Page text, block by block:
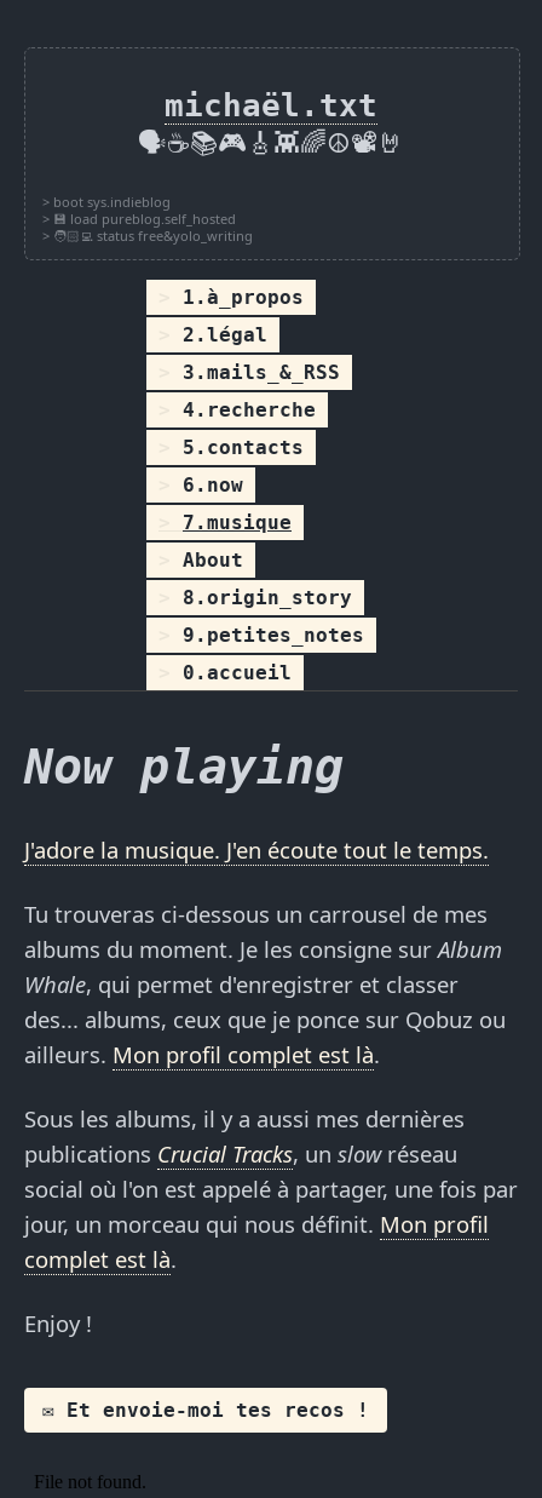
michaël.txt
🗣️☕📚🎮🎸👾🌈☮️📽️🤘
1.à_propos
2.légal
3.mails_&_RSS
4.recherche
5.contacts
6.now
7.musique
About
8.origin_story
9.petites_notes
0.accueil
Now playing
J'adore la musique. J'en écoute tout le temps.
Tu trouveras ci-dessous un carrousel de mes
albums du moment. Je les consigne surAlbum
Whale, qui permet d'enregistrer et classer
des... albums, ceux que je ponce sur Qobuz ou
ailleurs. Mon profil complet est là.
Sous les albums, il y a aussi mes dernières
publications Crucial Tracks, un slowréseau
social où l'on est appelé à partager, une fois par
jour, un morceau qui nous définit. Mon profil
complet est là.
Enjoy !
✉️ Et envoie-moi tes recos !